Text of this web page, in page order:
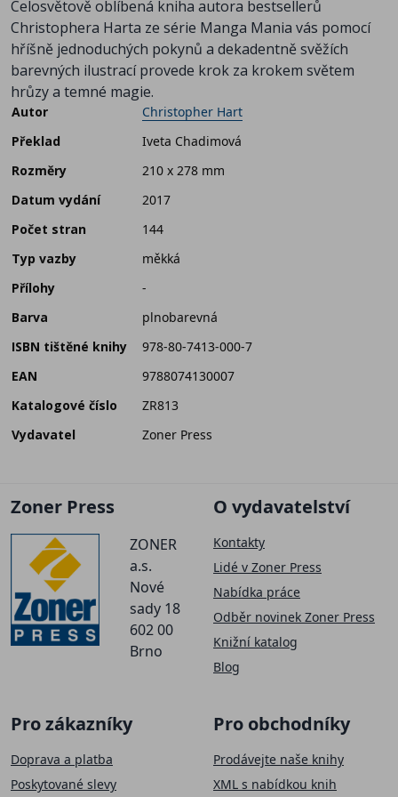
Celosvětově oblíbená kniha autora bestsellerů
Christophera Harta ze série Manga Mania vás pomocí
hříšně jednoduchých pokynů a dekadentně svěžích
barevných ilustrací provede krok za krokem světem
hrůzy a temné magie.
Autor
Christopher Hart
Překlad
Iveta Chadimová
Rozměry
210 x 278 mm
Datum vydání
2017
Počet stran
144
Typ vazby
měkká
Přílohy
-
Barva
plnobarevná
ISBN tištěné knihy
978-80-7413-000-7
EAN
9788074130007
Katalogové číslo
ZR813
Vydavatel
Zoner Press
Zoner Press
ZONER
a.s.
Nové
sady 18
602 00
Brno
O vydavatelství
Kontakty
Lidé v Zoner Press
Nabídka práce
Odběr novinek Zoner Press
Knižní katalog
Blog
Pro zákazníky
Doprava a platba
Poskytované slevy
Pro obchodníky
Prodávejte naše knihy
XML s nabídkou knih